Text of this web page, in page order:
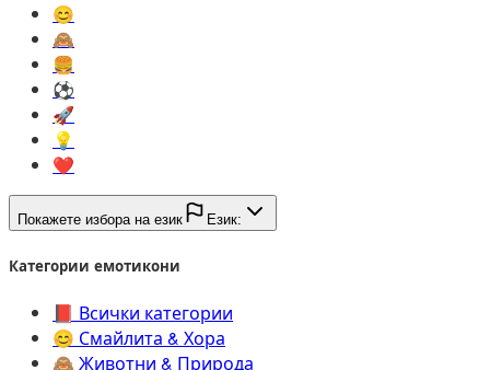
😊️
🙈️
🍔️
⚽️
🚀️
💡️
❤️
Покажете избора на език Език:
Категории емотикони
📕️ Всички категории
😊️ Смайлита & Хора
🙈️ Животни & Природа